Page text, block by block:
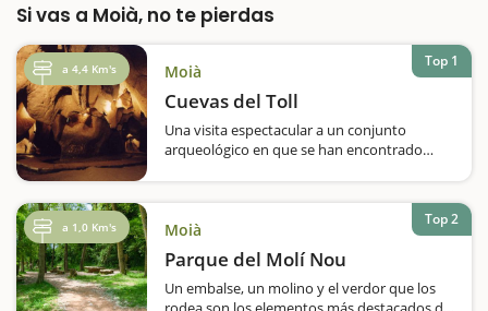
Si vas a Moià, no te pierdas
a 4,4 Km's Moià
Cuevas del Toll
Una visita espectacular a un conjunto
arqueológico en que se han encontrado
estable.Si os decimos que a las cuevas del
Toll se las conoce como el Palacio de la
Fauna Cuaternaria,…
Top 1
a 1,0 Km's Moià
Parque del Molí Nou
Un embalse, un molino y el verdor que los
Top 2